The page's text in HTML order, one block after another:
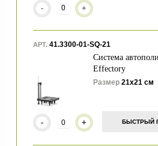
- +
АРТ. 41.3300-01-SQ-21
Система
Effectory
Размер 21х21 см
БЫСТРЫЙ
- +